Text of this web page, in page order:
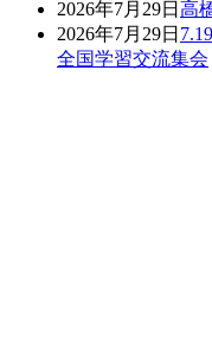
2026年7月29日 高
2026年7月29日
全国学習交流集会